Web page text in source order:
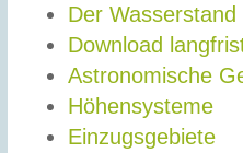
Der Wasserstand
Download
Astronomische
Höhensysteme
Einzugsgebiete